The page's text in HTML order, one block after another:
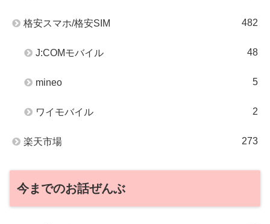
格安スマホ/格安SIM 482
J:COMモバイル 48
mineo 5
ワイモバイル 2
楽天市場 273
今までのお話ぜんぶ